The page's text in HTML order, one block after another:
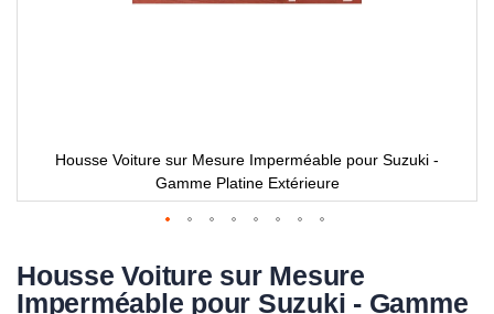
Housse Voiture sur Mesure Imperméable pour Suzuki -
Gamme Platine Extérieure
Housse Voiture sur Mesure
Imperméable pour Suzuki - Gamme